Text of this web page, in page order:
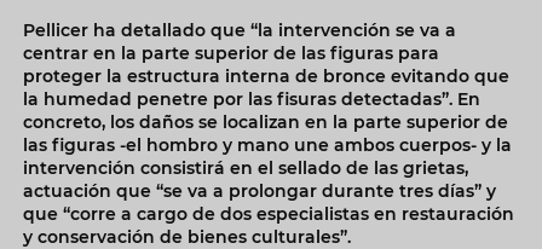
Pellicer ha detallado que “la intervención se va a
centrar en la parte superior de las figuras para
proteger la estructura interna de bronce evitando que
la humedad penetre por las fisuras detectadas”. En
concreto, los daños se localizan en la parte superior de
las figuras -el hombro y mano une ambos cuerpos- y la
intervención consistirá en el sellado de las grietas,
actuación que “se va a prolongar durante tres días” y
que “corre a cargo de dos especialistas en restauración
y conservación de bienes culturales”.